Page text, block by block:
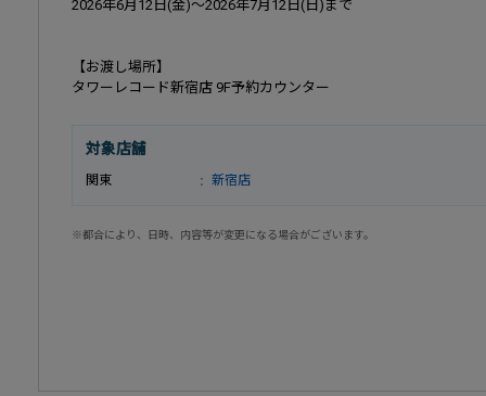
2026年6月12日(金)～2026年7月12日(日)まで
【お渡し場所】
タワーレコード新宿店 9F予約カウンター
対象店舗
関東 新宿店
※都合により、日時、内容等が変更になる場合がございます。